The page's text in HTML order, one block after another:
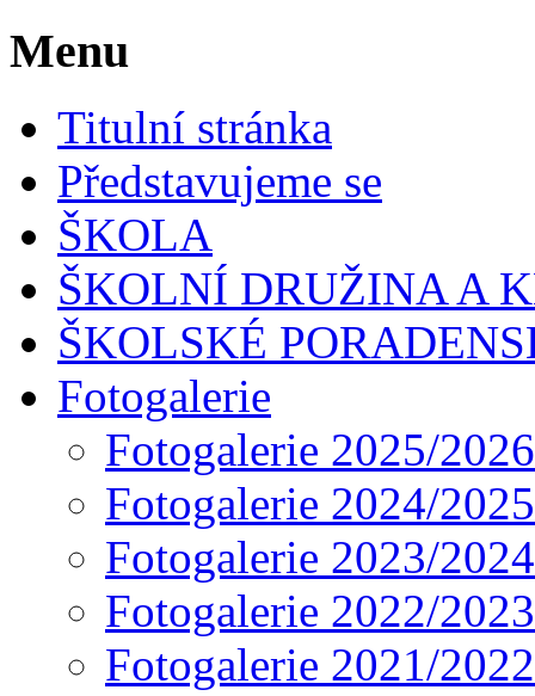
Menu
Titulní stránka
Představujeme se
ŠKOLA
ŠKOLNÍ DRUŽINA A
ŠKOLSKÉ
Fotogalerie
Fotogalerie 2025/2026
Fotogalerie 2024/2025
Fotogalerie 2023/2024
Fotogalerie 2022/2023
Fotogalerie 2021/2022